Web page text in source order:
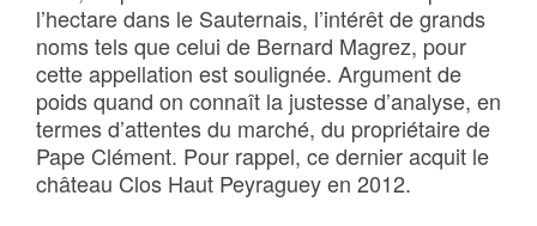
l’hectare dans le Sauternais, l’intérêt de grands
noms tels que celui de Bernard Magrez, pour
cette appellation est soulignée. Argument de
poids quand on connaît la justesse d’analyse, en
termes d’attentes du marché, du propriétaire de
Pape Clément. Pour rappel, ce dernier acquit le
château Clos Haut Peyraguey en 2012.